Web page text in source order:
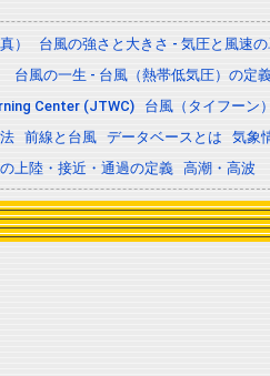
）
台風の強さと大きさ - 気圧と風速
台風の一生 - 台風（熱帯低気圧）の定
Center (JTWC)
台風（タイフーン
前線と台風 データベースとは
気象
上陸・接近・通過の定義 高潮・高波